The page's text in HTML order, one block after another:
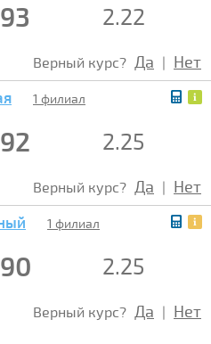
2.22
Верный курс? Да | Нет
1 филиал
2.25
Верный курс? Да | Нет
1 филиал
2.25
Верный курс? Да | Нет